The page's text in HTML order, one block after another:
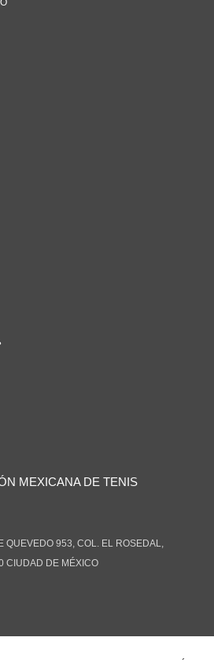
MEXICANA DE TENIS
QUEVEDO 953, COL. EL ROSEDAL,
CIUDAD DE MÉXICO